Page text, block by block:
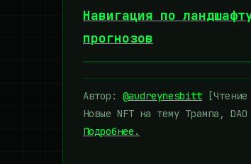
Навигация по
прогнозов
Автор: @audreynesbitt
Новые NFT на тему Трампа,
Подробнее.